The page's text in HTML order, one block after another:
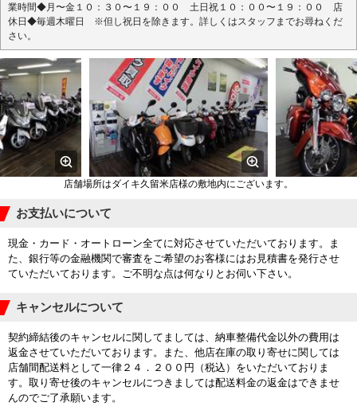
業時間◆月〜金１０：３０〜１９：００ 土日祝１０：００〜１９：００ 店
休日◆毎週木曜日 ※但し祝日を除きます。詳しくはスタッフまでお尋ねくだ
さい。
店舗場所はダイキ久留米店様の敷地内にございます。
お支払いについて
現金・カード・オートローン全てに対応させていただいております。ま
た、銀行等の金融機関で審査をご希望のお客様にはお見積書を発行させ
ていただいております。ご不明な点は何なりとお伺い下さい。
キャンセルについて
契約締結後のキャンセルに関してましては、納車整備代金以外の費用は
返金させていただいております。また、他店在庫の取り寄せに関しては
店舗間配送料として一律２４．２００円（税込）をいただいておりま
す。取り寄せ後のキャンセルにつきましては配送料金の返金はできませ
んのでご了承願います。